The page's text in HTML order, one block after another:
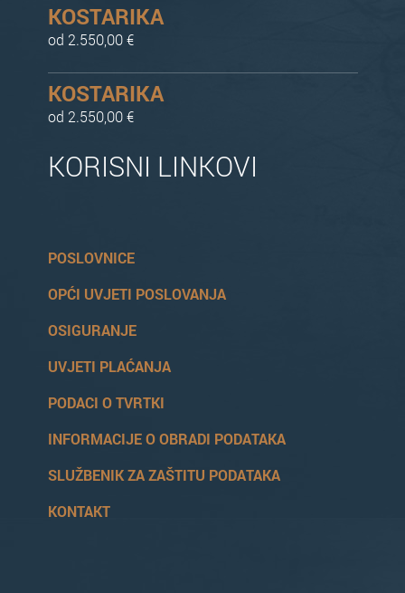
KOSTARIKA
od 2.550,00 €
KOSTARIKA
od 2.550,00 €
KORISNI LINKOVI
POSLOVNICE
OPĆI UVJETI POSLOVANJA
OSIGURANJE
UVJETI PLAĆANJA
PODACI O TVRTKI
INFORMACIJE O OBRADI PODATAKA
SLUŽBENIK ZA ZAŠTITU PODATAKA
KONTAKT